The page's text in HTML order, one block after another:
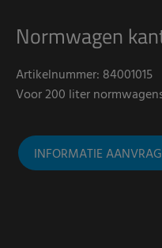
Normwagen
Artikelnummer: 84001015
Voor 200 liter
INFORMATIE